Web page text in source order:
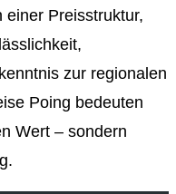
einer Preisstruktur,
zur regionalen
Poing bedeuten
Wert – sondern